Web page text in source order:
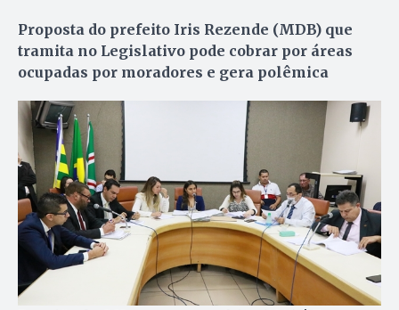
Proposta do prefeito Iris Rezende (MDB) que
tramita no Legislativo pode cobrar por áreas
ocupadas por moradores e gera polêmica